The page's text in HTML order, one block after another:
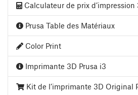
Calculateur de prix d’impression
Prusa Table des Matériaux
Color Print
Imprimante 3D Prusa i3
Kit de l’imprimante 3D Original